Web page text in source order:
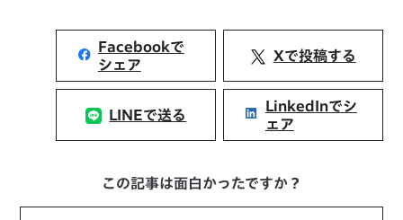
Facebookで
シェア
Xで投稿する
LINEで送る
LinkedInでシ
ェア
この記事は面白かったですか？